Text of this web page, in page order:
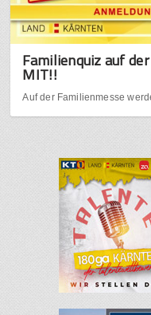
Familienquiz auf
MIT!!
Auf der Familienmesse